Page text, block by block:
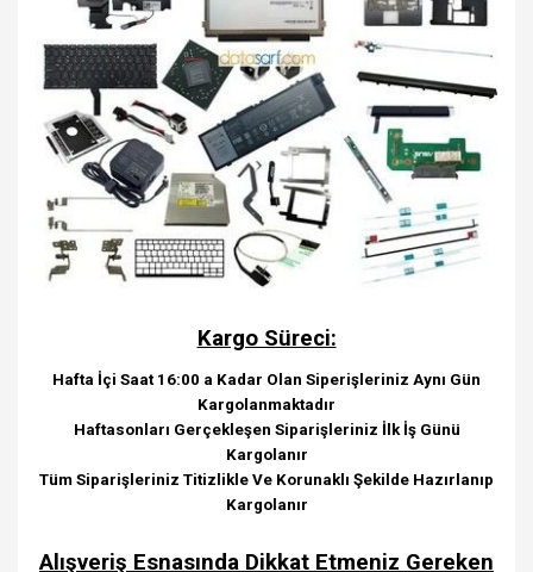
Kargo Süreci:
Hafta İçi Saat 16:00 a Kadar Olan Siperişleriniz Aynı Gün
Kargolanmaktadır
Haftasonları Gerçekleşen Siparişleriniz İlk İş Günü
Kargolanır
Tüm Siparişleriniz Titizlikle Ve Korunaklı Şekilde Hazırlanıp
Kargolanır
Alışveriş Esnasında Dikkat Etmeniz Gereken